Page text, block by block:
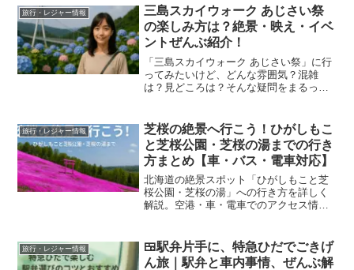
介。混雑日でもスムーズにUSJを楽しむ
ためのポイントを押さえて、最高のパー
ク体験を実現しよう！
旅行・レジャー情報
三島スカイウォーク あじさい祭
の楽しみ方は？絶景・映え・イベ
ントぜんぶ紹介！
「三島スカイウォーク あじさい祭」に行
ってみたいけど、どんな雰囲気？混雑
は？見どころは？そんな疑問をまるっと
いが咲き誇る絶景スポット「三島スカイ
ウォーク」で開催され...
旅行・レジャー情報
芝桜の絶景へ行こう！ひがしもこ
と芝桜公園・芝桜の湯までの行き
方まとめ【車・バス・電車対応】
北海道の絶景スポット「ひがしもこと芝
桜公園・芝桜の湯」への行き方を詳しく
解説。空港・車・電車でのアクセス情報
旅行・レジャー情報
🍱駅弁片手に、特急ひだでごきげ
ん旅｜駅弁と車内事情、ぜんぶ解